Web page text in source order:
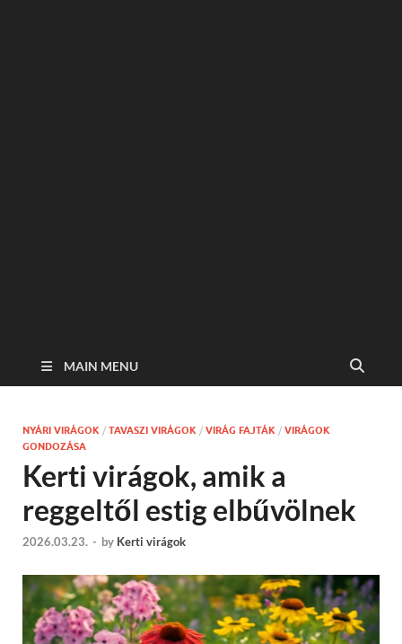
MAIN MENU
NYÁRI VIRÁGOK / TAVASZI VIRÁGOK / VIRÁG FAJTÁK / VIRÁGOK
GONDOZÁSA
Kerti virágok, amik a
reggeltől estig elbűvölnek
2026.03.23. - by Kerti virágok